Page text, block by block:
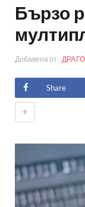
Бързо
Добавена от:
Share
+